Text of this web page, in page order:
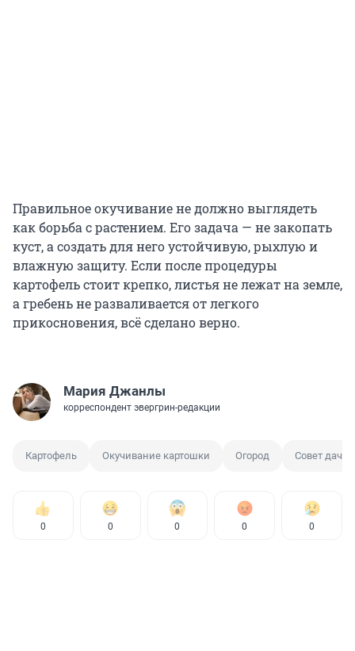
Правильное окучивание не должно выглядеть
как борьба с растением. Его задача — не закопать
куст, а создать для него устойчивую, рыхлую и
влажную защиту. Если после процедуры
картофель стоит крепко, листья не лежат на земле,
а гребень не разваливается от легкого
прикосновения, всё сделано верно.
Мария Джанлы
корреспондент эвергрин-редакции
Картофель Окучивание картошки Огород Совет
0 0 0 0 0